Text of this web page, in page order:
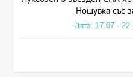
Нощувка със
Дата: 17.07 -